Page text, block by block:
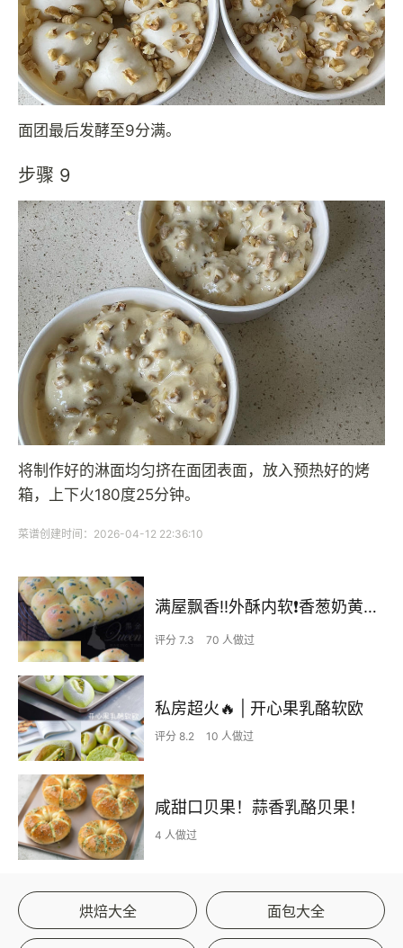
面团最后发酵至9分满。
步骤 9
将制作好的淋面均匀挤在面团表面，放入预热好的烤
箱，上下火180度25分钟。
菜谱创建时间：2026-04-12 22:36:10
满屋飘香‼️外酥内软❗️香葱奶黄小餐包
评分 7.3 70 人做过
私房超火🔥 | 开心果乳酪软欧
评分 8.2 10 人做过
咸甜口贝果！蒜香乳酪贝果！
4 人做过
烘焙大全 面包大全